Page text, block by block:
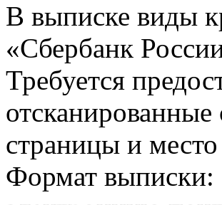
В выписке виды
«Сбербанк
Требуется
страницы и
Формат выписки: